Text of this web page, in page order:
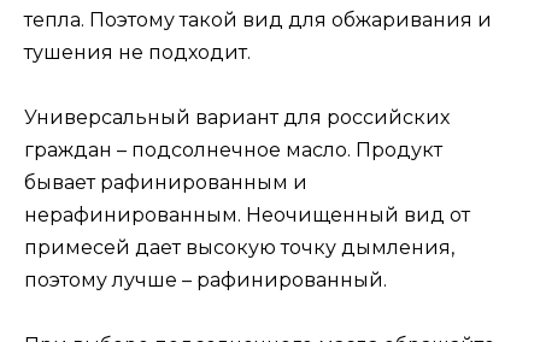
тепла. Поэтому такой вид для обжаривания и
тушения не подходит.
Универсальный вариант для российских
граждан – подсолнечное масло. Продукт
бывает рафинированным и
нерафинированным. Неочищенный вид от
примесей дает высокую точку дымления,
поэтому лучше – рафинированный.